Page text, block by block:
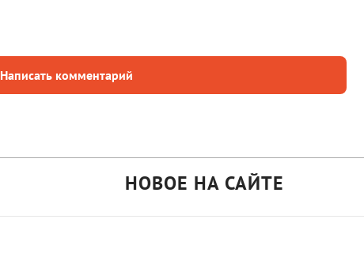
Написать комментарий
НОВОЕ НА САЙТЕ